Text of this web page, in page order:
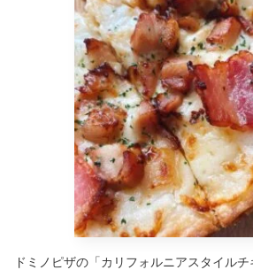
ドミノピザの「カリフォルニアスタイル